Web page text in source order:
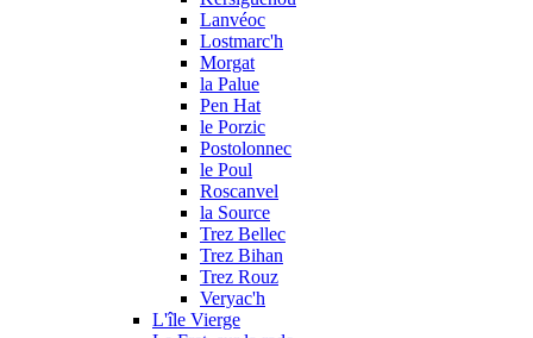
Lanvéoc
Lostmarc'h
Morgat
la Palue
Pen Hat
le Porzic
Postolonnec
le Poul
Roscanvel
la Source
Trez Bellec
Trez Bihan
Trez Rouz
Veryac'h
L'île Vierge